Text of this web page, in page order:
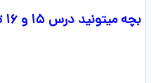
بچه میتونید درس ۱۵ و ۱۶ تاریخ و توضیح بدین؟؟